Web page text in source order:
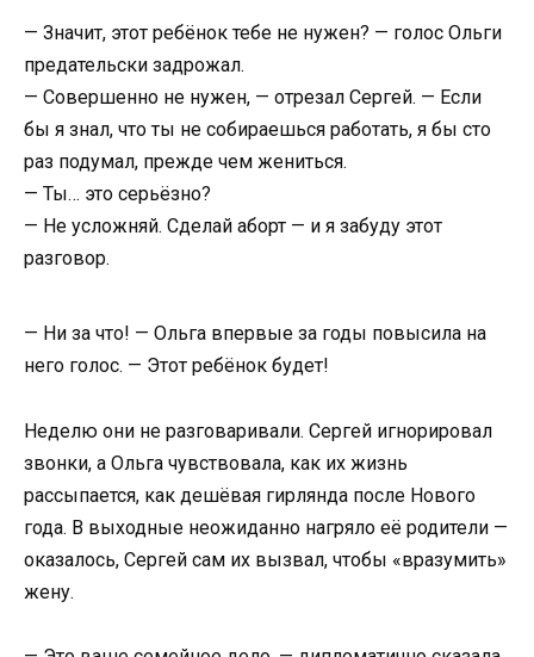
— Значит, этот ребёнок тебе не нужен? — голос Ольги
предательски задрожал.
— Совершенно не нужен, — отрезал Сергей. — Если
бы я знал, что ты не собираешься работать, я бы сто
раз подумал, прежде чем жениться.
— Ты… это серьёзно?
— Не усложняй. Сделай аборт — и я забуду этот
разговор.
— Ни за что! — Ольга впервые за годы повысила на
него голос. — Этот ребёнок будет!
Неделю они не разговаривали. Сергей игнорировал
звонки, а Ольга чувствовала, как их жизнь
рассыпается, как дешёвая гирлянда после Нового
года. В выходные неожиданно нагряло её родители —
оказалось, Сергей сам их вызвал, чтобы «вразумить»
жену.